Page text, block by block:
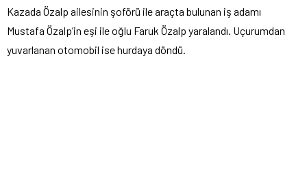
Kazada Özalp ailesinin şoförü ile araçta bulunan iş adamı
Mustafa Özalp’in eşi ile oğlu Faruk Özalp yaralandı. Uçurumdan
yuvarlanan otomobil ise hurdaya döndü.